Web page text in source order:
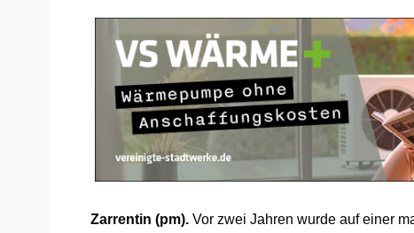
Zarrentin (pm). Vor zwei Jahren wurde auf einer